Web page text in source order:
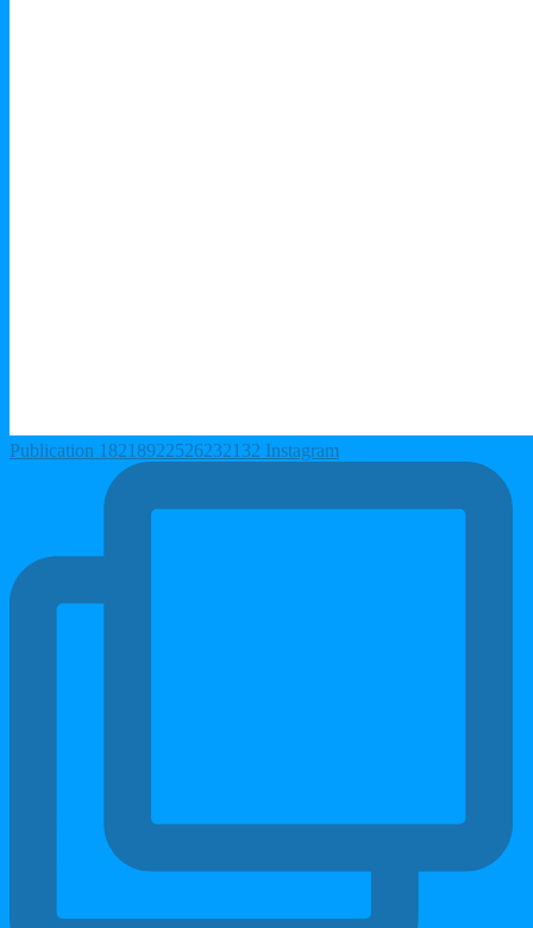
Publication 18218922526232132 Instagram